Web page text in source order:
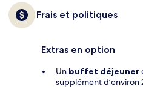
Frais et politiques
Extras en option
Un buffet déjeuner
supplément d’environ